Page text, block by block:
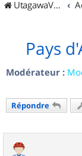
UtagawaVTT (Randos VTT et VTTAE avec traces GPS)
Pays
Modérateur :
Répondre